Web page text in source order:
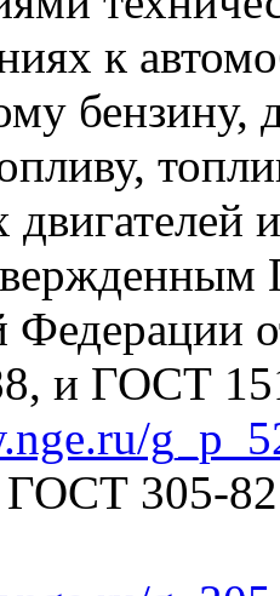
к
бензину,
двигателей
Федерации
и ГОСТ
ГОСТ 305-